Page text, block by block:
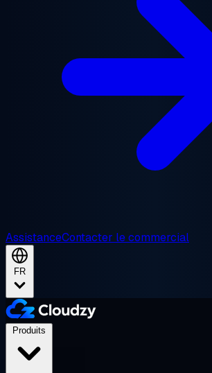
AssistanceContacter le commercial
FR